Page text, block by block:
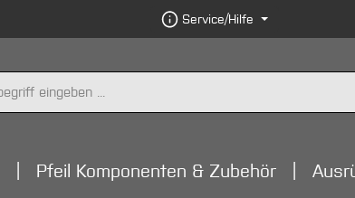
Service/Hilfe
Pfeil Komponenten & Zubehör